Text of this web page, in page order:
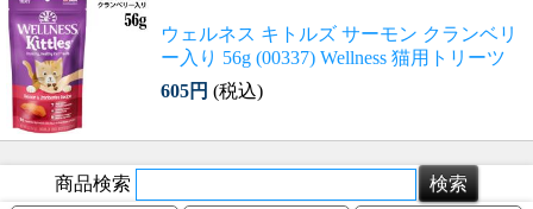
ウェルネス キトルズ サーモン クランベリ
ー入り 56g (00337) Wellness 猫用トリーツ
605円 (税込)
商品検索